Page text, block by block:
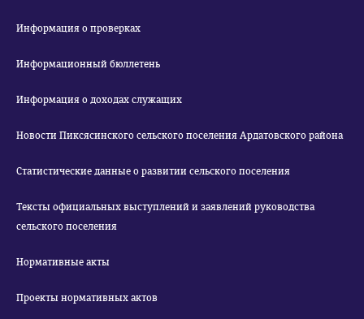
Информация о проверках
Информационный бюллетень
Информация о доходах служащих
Новости Пиксясинского сельского поселения Ардатовского района
Статистические данные о развитии сельского поселения
Тексты официальных выступлений и заявлений руководства
сельского поселения
Нормативные акты
Проекты нормативных актов